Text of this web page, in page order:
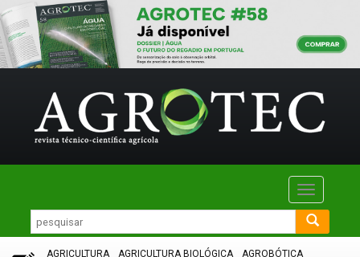
Toggle
AGRICULTURA AGRICULTURA BIOLÓGICA
AGROBÓTICA